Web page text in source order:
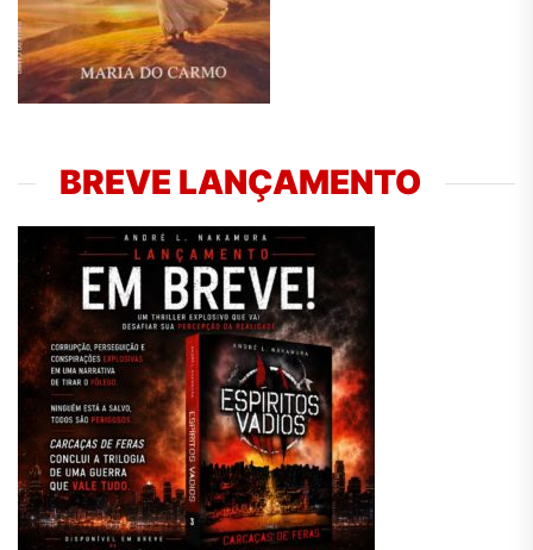
BREVE LANÇAMENTO